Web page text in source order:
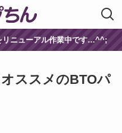
リニューアル作業中です…^^;
ススメのBTOパ